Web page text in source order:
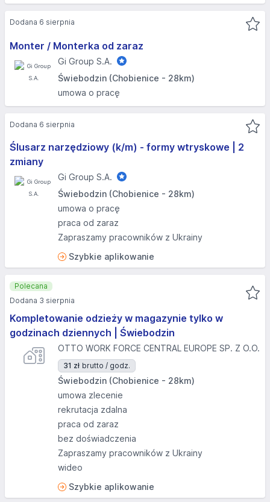
Monter / Monterka od zaraz
Gi Group S.A.
Świebodzin (Chobienice - 28km)
umowa o pracę
Dodana 6 sierpnia
Ślusarz narzędziowy (k/m) - formy wtryskowe | 2
zmiany
Gi Group S.A.
Świebodzin (Chobienice - 28km)
umowa o pracę
praca od zaraz
Zapraszamy pracowników z Ukrainy
Szybkie aplikowanie
Dodana 6 sierpnia
Kompletowanie odzieży w magazynie tylko w
godzinach dziennych | Świebodzin
OTTO WORK FORCE CENTRAL EUROPE SP. Z O.O.
31 zł brutto / godz.
Świebodzin (Chobienice - 28km)
umowa zlecenie
rekrutacja zdalna
praca od zaraz
bez doświadczenia
Zapraszamy pracowników z Ukrainy
wideo
Szybkie aplikowanie
Polecana
Dodana 3 sierpnia